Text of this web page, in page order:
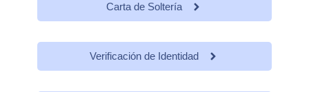
Carta de Soltería
Verificación de Identidad